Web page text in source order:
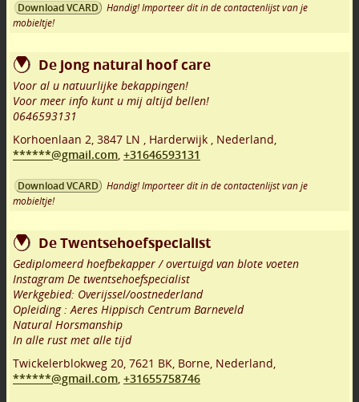
Download VCARD
Handig! Importeer dit in de contactenlijst van je
mobieltje!
De jong natural hoof care
Voor al u natuurlijke bekappingen!
Voor meer info kunt u mij altijd bellen!
0646593131
Korhoenlaan 2, 3847 LN , Harderwijk , Nederland,
******@gmail.com, +31646593131
Download VCARD
Handig! Importeer dit in de contactenlijst van je
mobieltje!
De Twentsehoefspecialist
Gediplomeerd hoefbekapper / overtuigd van blote voeten
Instagram De twentsehoefspecialist
Werkgebied: Overijssel/oostnederland
Opleiding : Aeres Hippisch Centrum Barneveld
Natural Horsmanship
In alle rust met alle tijd
Twickelerblokweg 20, 7621 BK, Borne, Nederland,
******@gmail.com, +31655758746